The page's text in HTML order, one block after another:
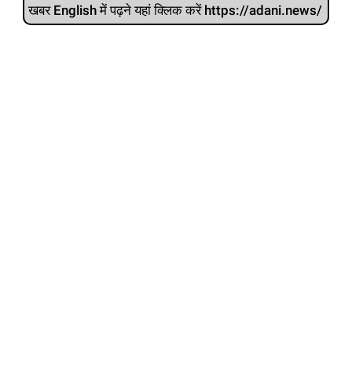
खबर English में पढ़ने यहां क्लिक करें https://adani.news/